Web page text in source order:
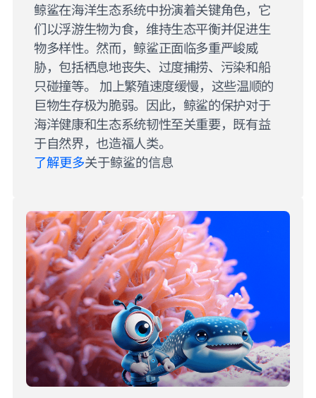
鲸鲨在海洋生态系统中扮演着关键角色，它
们以浮游生物为食，维持生态平衡并促进生
物多样性。然而，鲸鲨正面临多重严峻威
胁，包括栖息地丧失、过度捕捞、污染和船
只碰撞等。 加上繁殖速度缓慢，这些温顺的
巨物生存极为脆弱。因此，鲸鲨的保护对于
海洋健康和生态系统韧性至关重要，既有益
于自然界，也造福人类。
了解更多关于鲸鲨的信息